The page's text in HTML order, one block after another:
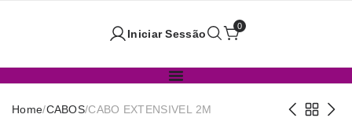
Iniciar Sessão
0
Home/CABOS/CABO EXTENSIVEL 2M